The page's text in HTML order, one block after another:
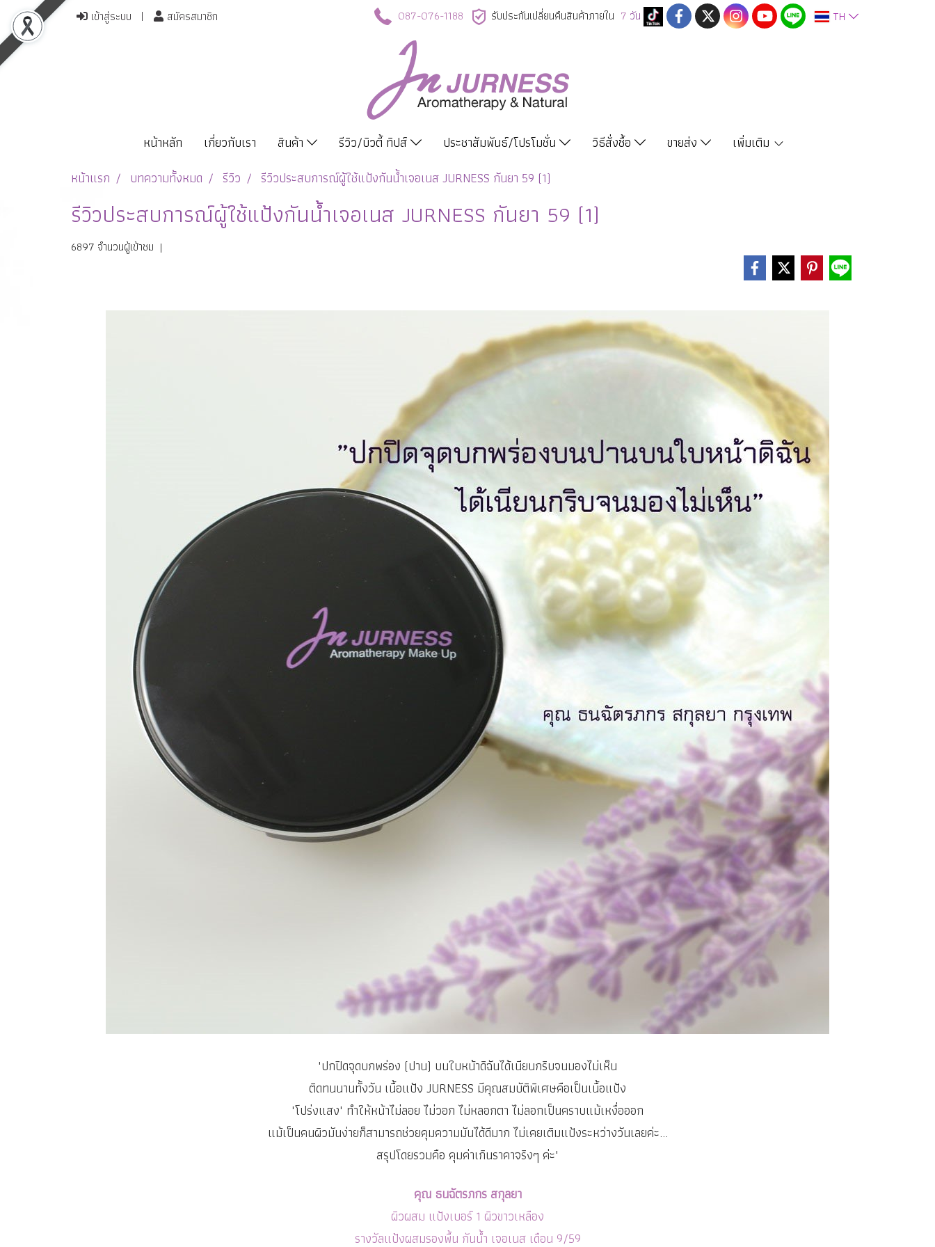
เข้าสู่ระบบ สมัครสมาชิก 087-076-1188 รับประกันเปลี่ยนคืนสินค้าภายใน 7 วัน TH
หน้าหลัก เกี่ยวกับเรา สินค้า รีวิว/บิวตี้ ทิปส์ ประชาสัมพันธ์/โปรโมชั่น วิธีสั่งซื้อ ขายส่ง
เพิ่มเติม
หน้าแรก
บทความทั้งหมด รีวิว รีวิวประสบการณ์ผู้ใช้แป้งกันน้ำเจอเนส JURNESS กันยา 59 (1)
รีวิวประสบการณ์ผู้ใช้แป้งกันน้ำเจอเนส JURNESS กันยา 59 (1)
6897 จำนวนผู้เข้าชม |
"ปกปิดจุดบกพร่อง (ปาน) บนใบหน้าดิฉันได้เนียนกริบจนมองไม่เห็น
ติดทนนานทั้งวัน เนื้อแป้ง JURNESS มีคุณสมบัติพิเศษคือเป็นเนื้อแป้ง
"โปร่งแสง" ทำให้หน้าไม่ลอย ไม่วอก ไม่หลอกตา ไม่ลอกเป็นคราบแม้เหงื่อออก
แม้เป็นคนผิวมันง่ายก็สามารถช่วยคุมความมันได้ดีมาก ไม่เคยเติมแป้งระหว่างวันเลยค่ะ...
สรุปโดยรวมคือ คุมค่าเกินราคาจริงๆ ค่ะ"
คุณ ธนฉัตรภกร สกุลยา
ผิวผสม แป้งเบอร์ 1 ผิวขาวเหลือง
รางวัลแป้งผสมรองพื้น กันน้ำ เจอเนส เดือน 9/59